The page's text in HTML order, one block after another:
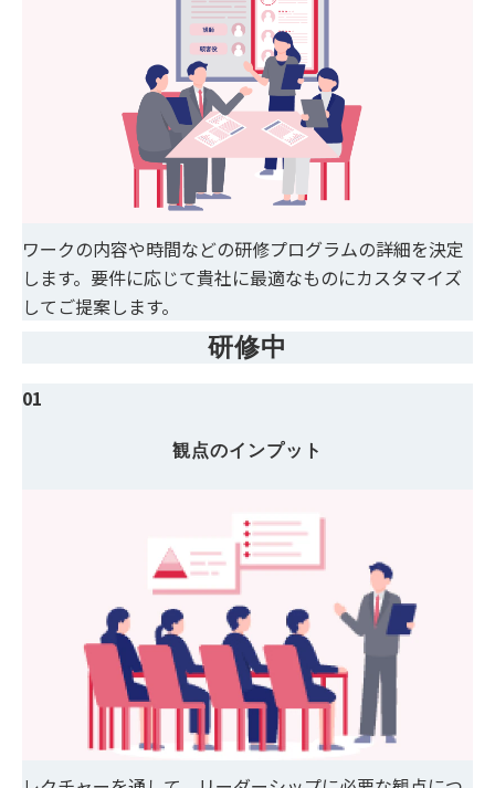
ワークの内容や時間などの研修プログラムの詳細を決定
します。要件に応じて貴社に最適なものにカスタマイズ
してご提案します。
研修中
01
観点のインプット